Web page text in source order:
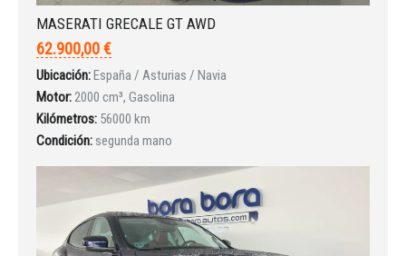
Iniciar sesión
MASERATI GRECALE GT AWD
62.900,00 €
Ubicación:España / Asturias / Navia
Motor:2000 cm³, Gasolina
Kilómetros: 56000 km
Condición: segunda mano